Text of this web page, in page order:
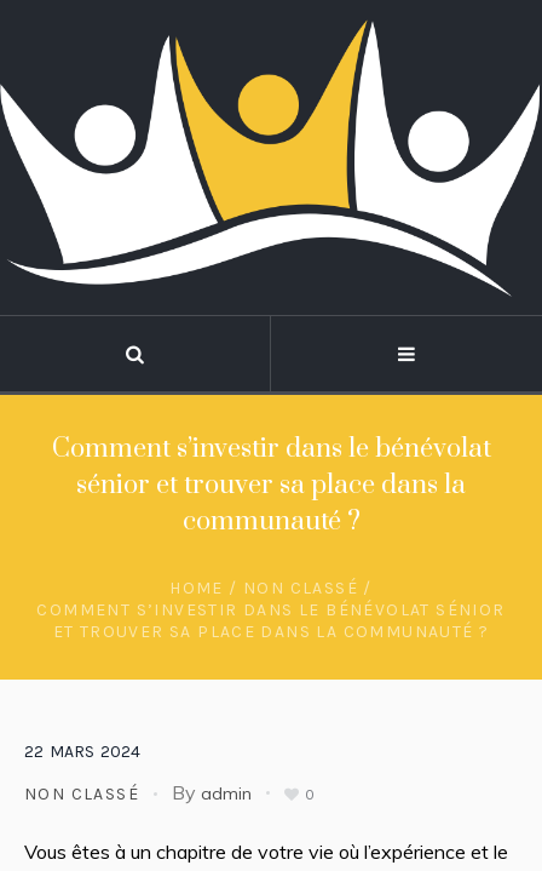
Comment s’investir dans le bénévolat
sénior et trouver sa place dans la
communauté ?
HOME / NON CLASSÉ /
COMMENT S’INVESTIR DANS LE BÉNÉVOLAT SÉNIOR
ET TROUVER SA PLACE DANS LA COMMUNAUTÉ ?
22 MARS 2024
NON CLASSÉ By admin 0
Vous êtes à un chapitre de votre vie où l’expérience et le